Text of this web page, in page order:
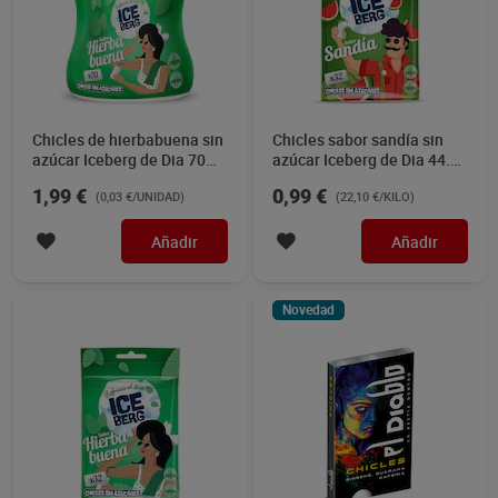
Chicles de hierbabuena sin
azúcar Iceberg de Dia 70
1,99 € (0,03 €/UNIDAD)
Añadir
Chicles sabor sandí­a sin
azúcar Iceberg de Dia 44.8
0,99 € (22,10 €/KILO)
Añadir
Novedad